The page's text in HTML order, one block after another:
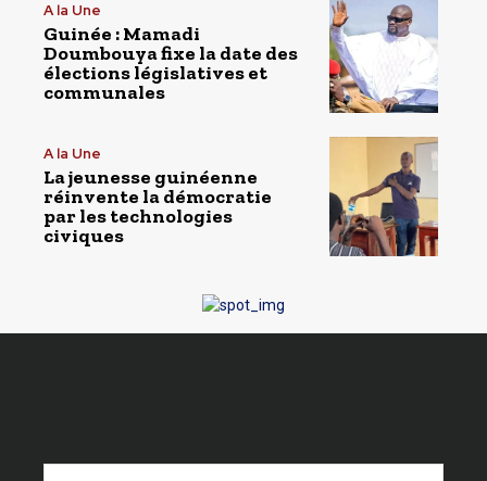
A la Une
Guinée : Mamadi
Doumbouya fixe la date des
élections législatives et
communales
A la Une
La jeunesse guinéenne
réinvente la démocratie
par les technologies
civiques